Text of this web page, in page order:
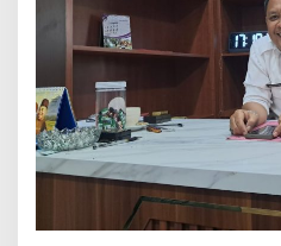
e
y
a
n
a
n
P